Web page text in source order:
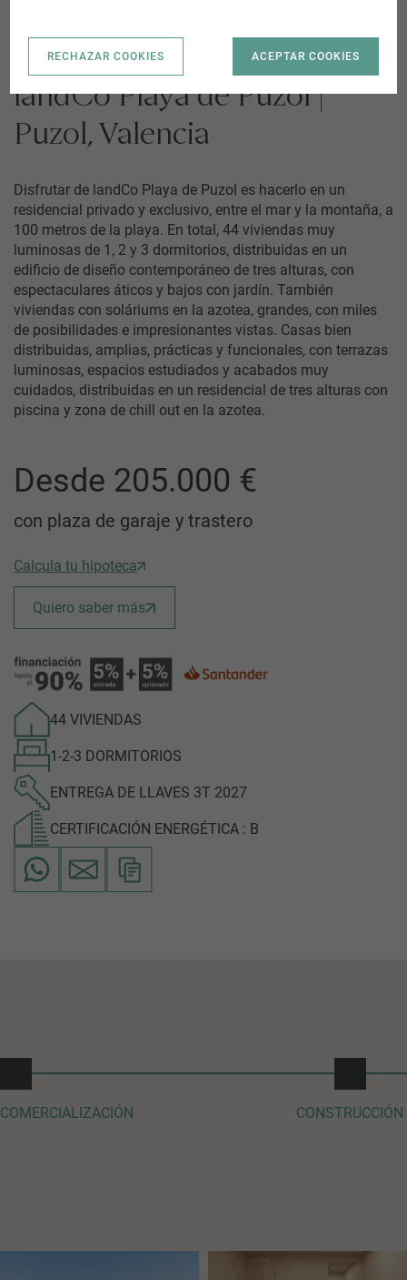
44 VIVIENDAS
1-2-3 DORMITORIOS
ENTREGA DE LLAVES 3T 2027
CERTIFICACIÓN ENERGÉTICA : B
landCo Playa de Puzol |
Puzol, Valencia
Disfrutar de landCo Playa de Puzol es hacerlo en un
residencial privado y exclusivo, entre el mar y la montaña, a
100 metros de la playa. En total, 44 viviendas muy
luminosas de 1, 2 y 3 dormitorios, distribuidas en un
edificio de diseño contemporáneo de tres alturas, con
espectaculares áticos y bajos con jardín. También
viviendas con soláriums en la azotea, grandes, con miles
de posibilidades e impresionantes vistas. Casas bien
distribuidas, amplias, prácticas y funcionales, con terrazas
luminosas, espacios estudiados y acabados muy
cuidados, distribuidas en un residencial de tres alturas con
piscina y zona de chill out en la azotea.
Desde 205.000 €
con plaza de garaje y trastero
Calcula tu hipoteca
Quiero saber más
COMERCIALIZACIÓN CONSTRUCCIÓN
RECHAZAR COOKIES ACEPTAR COOKIES